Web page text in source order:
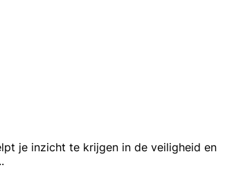
je inzicht te krijgen in de veiligheid en